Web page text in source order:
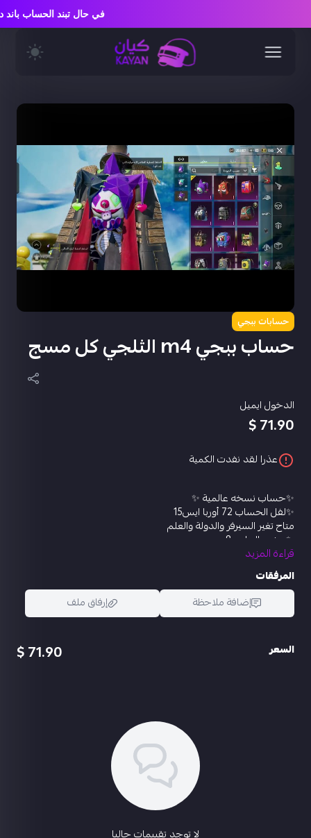
حسابات ببجي
حساب ببجي m4 الثلجي كل مسج
الدخول ايميل
71.90 $
عذرا لقد نفدت الكمية
✨حساب نسخه عالمية ✨
✨لفل الحساب 72 أوربا ايس15
متاح تغير السيرفر والدولة والعلم
✨مختبر التطوير 8
✨امفور الثلجي كل مسج
✨ام سفن الفرس الصغير كل مسج
✨يو ام بي انفجار 8 بت لفل3
✨سكار مدفع الأطايب لفل 1
✨دي بي الثعلوبة لفل1
✨ان اس 2000 صياد الظلال لفل1
✨طاوة لفل1
قراءة المزيد
المرفقات
إضافة ملاحظة
إرفاق ملف
السعر 71.90 $
لا توجد تقييمات حاليا
في حال تبند الحساب